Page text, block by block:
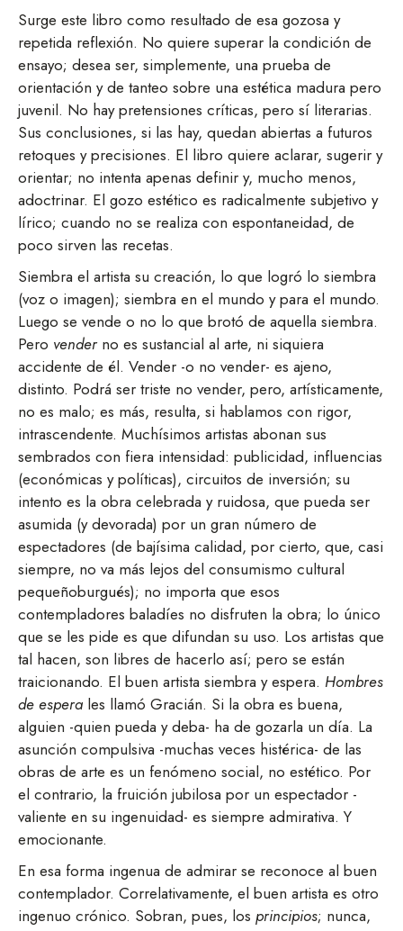
Surge este libro como resultado de esa gozosa y
repetida reflexión. No quiere superar la condición de
ensayo; desea ser, simplemente, una prueba de
orientación y de tanteo sobre una estética madura pero
juvenil. No hay pretensiones críticas, pero sí literarias.
Sus conclusiones, si las hay, quedan abiertas a futuros
retoques y precisiones. El libro quiere aclarar, sugerir y
orientar; no intenta apenas definir y, mucho menos,
adoctrinar. El gozo estético es radicalmente subjetivo y
lírico; cuando no se realiza con espontaneidad, de
poco sirven las recetas.
Siembra el artista su creación, lo que logró lo siembra
(voz o imagen); siembra en el mundo y para el mundo.
Luego se vende o no lo que brotó de aquella siembra.
Pero venderno es sustancial al arte, ni siquiera
accidente de él. Vender -o no vender- es ajeno,
distinto. Podrá ser triste no vender, pero, artísticamente,
no es malo; es más, resulta, si hablamos con rigor,
intrascendente. Muchísimos artistas abonan sus
sembrados con fiera intensidad: publicidad, influencias
(económicas y políticas), circuitos de inversión; su
intento es la obra celebrada y ruidosa, que pueda ser
asumida (y devorada) por un gran número de
espectadores (de bajísima calidad, por cierto, que, casi
siempre, no va más lejos del consumismo cultural
pequeñoburgués); no importa que esos
contempladores baladíes no disfruten la obra; lo único
que se les pide es que difundan su uso. Los artistas que
tal hacen, son libres de hacerlo así; pero se están
traicionando. El buen artista siembra y espera. Hombres
de espera les llamó Gracián. Si la obra es buena,
alguien -quien pueda y deba- ha de gozarla un día. La
asunción compulsiva -muchas veces histérica- de las
obras de arte es un fenómeno social, no estético. Por
el contrario, la fruición jubilosa por un espectador -
valiente en su ingenuidad- es siempre admirativa. Y
emocionante.
En esa forma ingenua de admirar se reconoce al buen
contemplador. Correlativamente, el buen artista es otro
ingenuo crónico. Sobran, pues, los principios; nunca,